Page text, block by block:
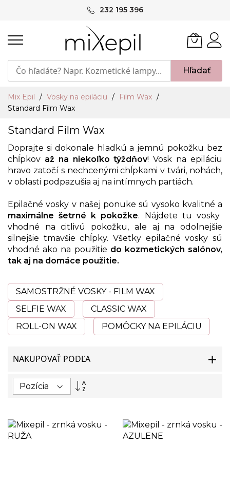
232 195 396
Hľadať
Mix Epil Vosky na epiláciu
Film Wax
Standard Film Wax
Standard Film Wax
Doprajte si dokonale hladkú a jemnú pokožku bez
chĺpkov až na niekoľko týždňov! Vosk na epiláciu
hravo zatočí s nechcenými chĺpkami v tvári, nohách,
v oblasti podpazušia aj na intímnych partiách.
Epilačné vosky v našej ponuke sú vysoko kvalitné a
maximálne šetrné k pokožke. Nájdete tu vosky
vhodné na citlivú pokožku, ale aj na odolnejšie
silnejšie tmavšie chĺpky. Všetky epilačné vosky sú
vhodné ako na použitie do kozmetických salónov,
tak aj na domáce použitie.
SAMOSTRŽNÉ VOSKY - FILM WAX
SELFIE WAX
CLASSIC WAX
ROLL-ON WAX
POMÔCKY NA EPILÁCIU
NAKUPOVAŤ PODĽA
Nastaviť